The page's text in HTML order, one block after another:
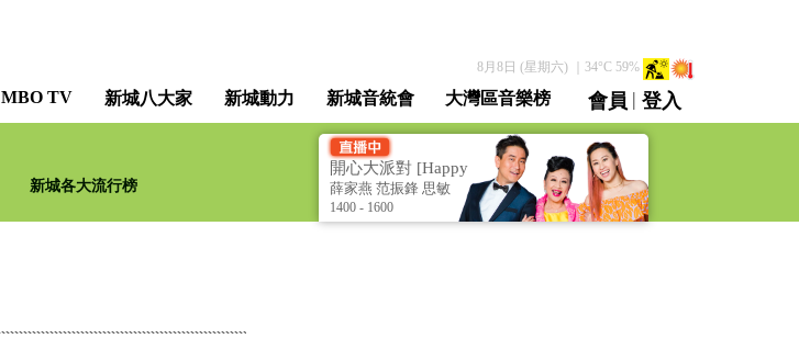
8月8日 (星期六)｜ 34°C 59%
MBO TV 新城八大家 新城動力 新城音統會 大灣區音樂榜 會員 | 登入
直播 / 重溫
新城各大流行榜
開心大派對 [Happy
Party]
薛家燕 范振鋒 思敏
1400 - 1600